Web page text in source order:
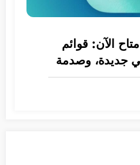
تحديث iOS 26.4 متاح الآن: قوائم
جديدة، وصدمة